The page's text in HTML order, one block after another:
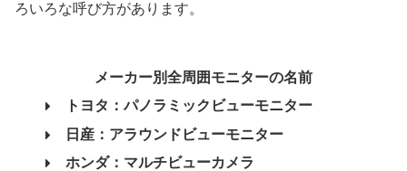
ろいろな呼び方があります。
メーカー別全周囲モニターの名前
トヨタ：パノラミックビューモニター
日産：アラウンドビューモニター
ホンダ：マルチビューカメラ